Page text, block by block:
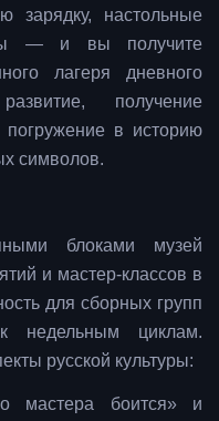
зарядку, настольные
— и вы получите
лагеря дневного
получение
погружение в историю
символов.
блоками музей
и мастер-классов в
для сборных групп
недельным циклам.
русской культуры:
мастера боится» и